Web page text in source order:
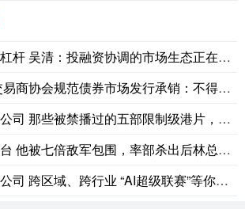
吴清：投融资协调的市场生态正在加快形成
协会规范债券市场发行承销：不得以“返费”等
那些被禁播过的五部限制级港片，你要看过三部
被七倍敌军包围，率部杀出后林总惊讶：你是团
跨区域、跨行业 “AI超级联赛”等你来战！